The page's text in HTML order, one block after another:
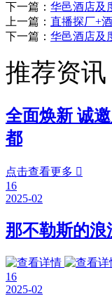
下一篇： 华邑酒店及
上一篇： 直播探厂+
下一篇： 华邑酒店及
推荐资讯
全面焕新 诚
都
点击查看更多 
16
2025-02
那不勒斯的浪
16
2025-02